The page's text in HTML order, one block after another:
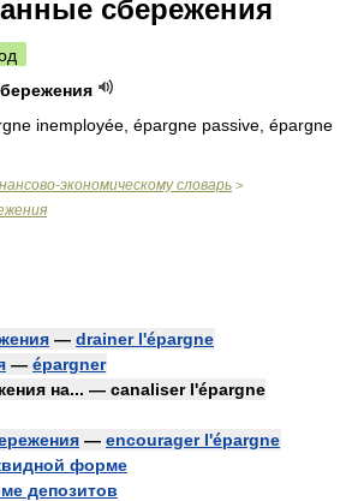
сбережения
inemployée, épargne passive, épargne
экономическому словарь >
— drainer l'épargne
— épargner
на... — canaliser l'épargne
— encourager l'épargne
форме
депозитов